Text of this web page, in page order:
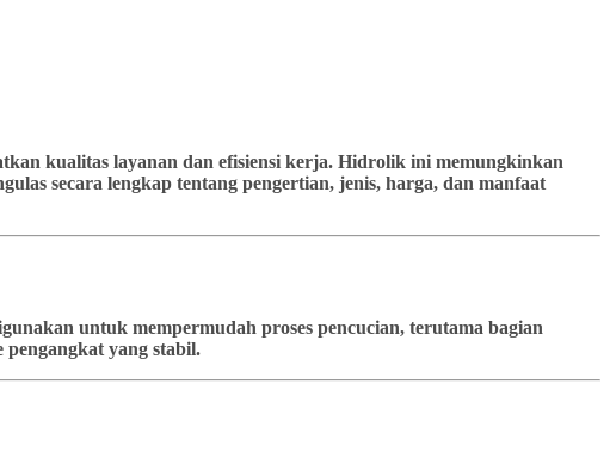
kualitas layanan dan efisiensi kerja. Hidrolik ini memungkinkan
secara lengkap tentang pengertian, jenis, harga, dan manfaat
untuk mempermudah proses pencucian, terutama bagian
yang stabil.